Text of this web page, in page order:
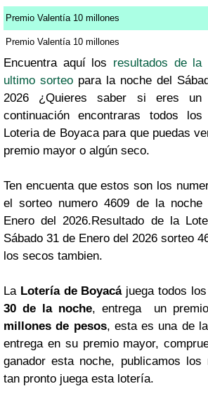
Premio Valentía 10 millones
Premio Valentía 10 millones
Encuentra aquí los resultados de la
ultimo sorteo para la noche del
2026 ¿Quieres saber si eres un
continuación encontraras todos
Loteria de Boyaca para que puedas
premio mayor o algún seco.
Ten encuenta que estos son los
el sorteo numero 4609 de la noche
Enero del 2026.Resultado de la
Sábado 31 de Enero del 2026 sorteo
los secos tambien.
La Lotería de Boyacá juega todos
30 de la noche, entrega un
millones de pesos, esta es una de
entrega en su premio mayor,
ganador esta noche, publicamos
tan pronto juega esta lotería.